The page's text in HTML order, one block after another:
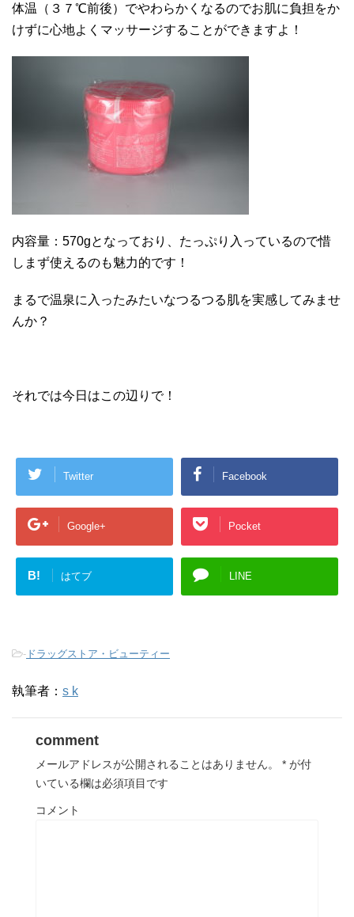
体温（３７℃前後）でやわらかくなるのでお肌に負担をか
けずに心地よくマッサージすることができますよ！
内容量：570gとなっており、たっぷり入っているので惜
しまず使えるのも魅力的です！
まるで温泉に入ったみたいなつるつる肌を実感してみませ
んか？
それでは今日はこの辺りで！
Twitter Facebook
Google+ Pocket
B! はてブ LINE
- ドラッグストア・ビューティー
執筆者： s k
comment
メールアドレスが公開されることはありません。 * が付
いている欄は必須項目です
コメント